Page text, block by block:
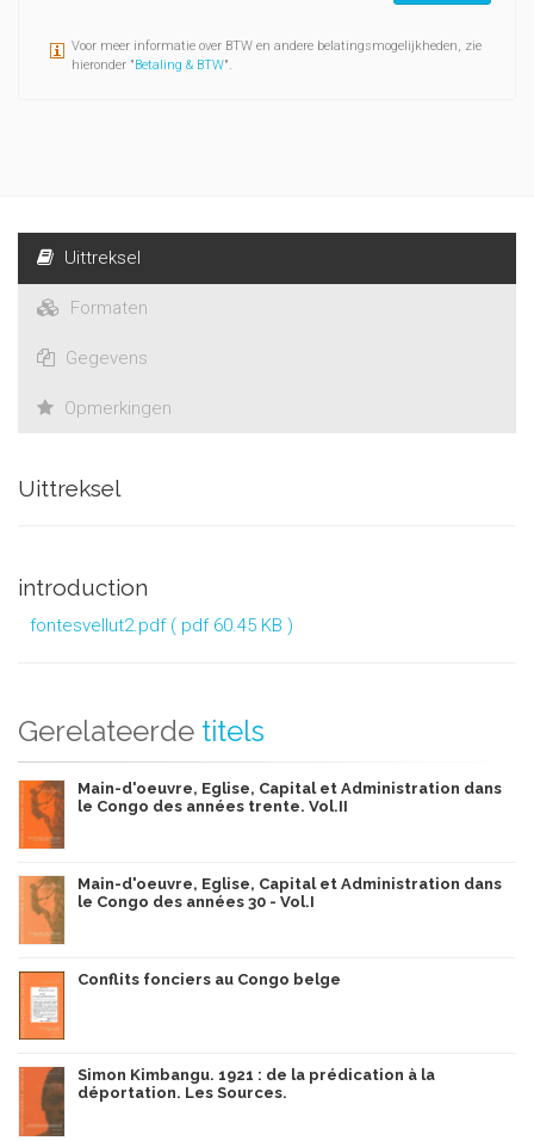
Voor meer informatie over BTW en andere belatingsmogelijkheden, zie
hieronder "Betaling & BTW".
Uittreksel
Formaten
Gegevens
Opmerkingen
Uittreksel
introduction
fontesvellut2.pdf ( pdf 60.45 KB )
Gerelateerde titels
Main-d'oeuvre, Eglise, Capital et Administration dans
le Congo des années trente. Vol.II
Main-d'oeuvre, Eglise, Capital et Administration dans
le Congo des années 30 - Vol.I
Conflits fonciers au Congo belge
Simon Kimbangu. 1921 : de la prédication à la
déportation. Les Sources.